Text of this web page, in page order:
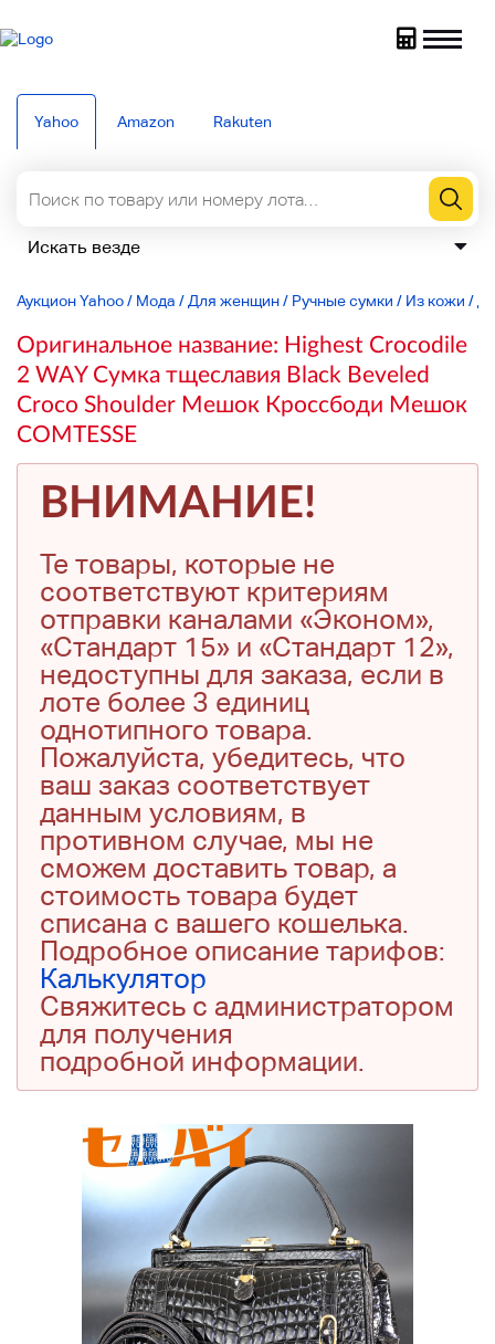
Yahoo Amazon Rakuten
Аукцион Yahoo/ Мода / Для женщин/ Ручные сумки / Из кожи /
Оригинальное название: Highest Crocodile
2 WAY Сумка тщеславия Black Beveled
Croco Shoulder Мешок Кроссбоди Мешок
COMTESSE
ВНИМАНИЕ!
Те товары, которые не
соответствуют критериям
отправки каналами «Эконом»,
«Стандарт 15» и «Стандарт 12»,
недоступны для заказа, если в
лоте более 3 единиц
однотипного товара.
Пожалуйста, убедитесь, что
ваш заказ соответствует
данным условиям, в
противном случае, мы не
сможем доставить товар, а
стоимость товара будет
списана с вашего кошелька.
Подробное описание тарифов:
Калькулятор
Свяжитесь с администратором
для получения
подробной информации.